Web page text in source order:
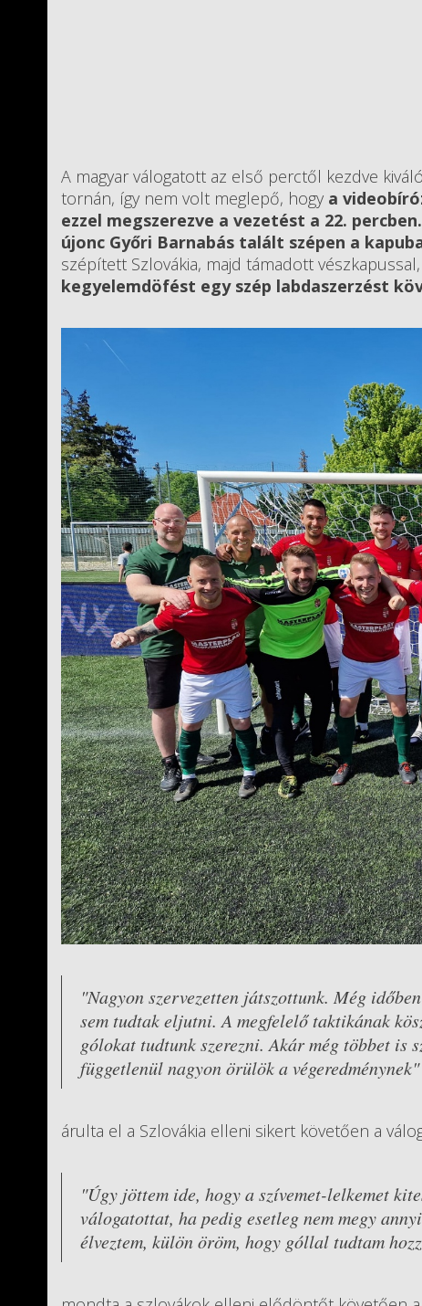
A magyar válogatott az első perctől kezdve
tornán, így nem volt meglepő, hogy a
ezzel megszerezve a vezetést a 22.
újonc Győri Barnabás talált szépen a
szépített Szlovákia, majd támadott vészkapussal,
kegyelemdöfést egy szép labdaszerzést
"Nagyon szervezetten játszottunk. Még
sem tudtak eljutni. A megfelelő taktikának
gólokat tudtunk szerezni. Akár még többet is
függetlenül nagyon örülök a végeredménynek"
árulta el a Szlovákia elleni sikert követően a
"Úgy jöttem ide, hogy a szívemet-lelkemet
válogatottat, ha pedig esetleg nem megy
élveztem, külön öröm, hogy góllal tudtam